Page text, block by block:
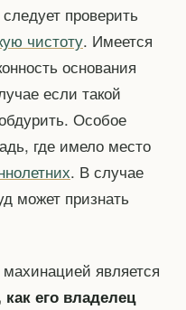
проверить
чистоту. Имеется
основания
если такой
Особое
где имело место
. В случае
может признать
является
его владелец